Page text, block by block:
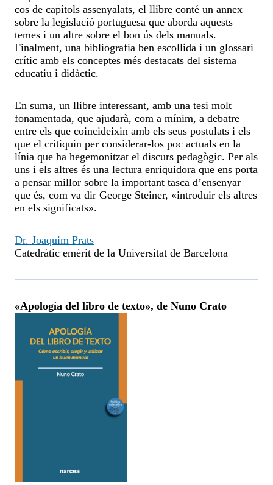
cos de capítols assenyalats, el llibre conté un annex
sobre la legislació portuguesa que aborda aquests
temes i un altre sobre el bon ús dels manuals.
Finalment, una bibliografia ben escollida i un glossari
crític amb els conceptes més destacats del sistema
educatiu i didàctic.
En suma, un llibre interessant, amb una tesi molt
fonamentada, que ajudarà, com a mínim, a debatre
entre els que coincideixin amb els seus postulats i els
que el critiquin per considerar-los poc actuals en la
línia que ha hegemonitzat el discurs pedagògic. Per als
uns i els altres és una lectura enriquidora que ens porta
a pensar millor sobre la important tasca d’ensenyar
que és, com va dir George Steiner, «introduir els altres
en els significats».
Dr. Joaquim Prats
Catedràtic emèrit de la Universitat de Barcelona
«Apología del libro de texto», de Nuno Crato